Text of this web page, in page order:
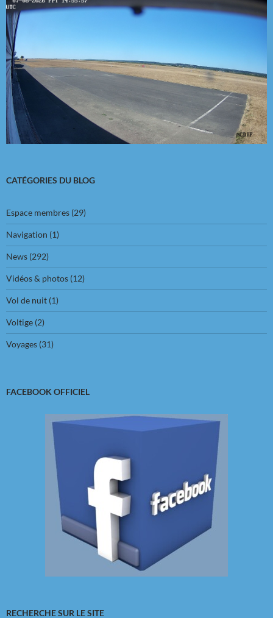
CATÉGORIES DU BLOG
Espace membres (29)
Navigation (1)
News (292)
Vidéos & photos (12)
Vol de nuit (1)
Voltige (2)
Voyages (31)
FACEBOOK OFFICIEL
RECHERCHE SUR LE SITE